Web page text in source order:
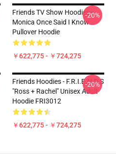
Friends TV Show Hoodies -
Monica Once Said I Know
Pullover Hoodie
￥622,775 - ￥724,275
-20%
Friends Hoodies - F.R.I.E.N.D.S
"Ross + Rachel" Unisex Adult
Hoodie FRI3012
￥622,775 - ￥724,275
-20%